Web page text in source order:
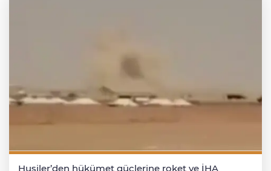
Husiler’den hükümet güçlerine roket ve İHA